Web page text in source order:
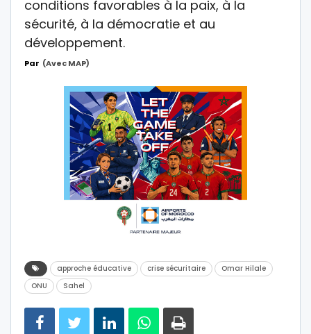
conditions favorables à la paix, à la
sécurité, à la démocratie et au
développement.
Par (avec MAP)
approche éducative crise sécuritaire
Omar Hilale
ONU
Sahel